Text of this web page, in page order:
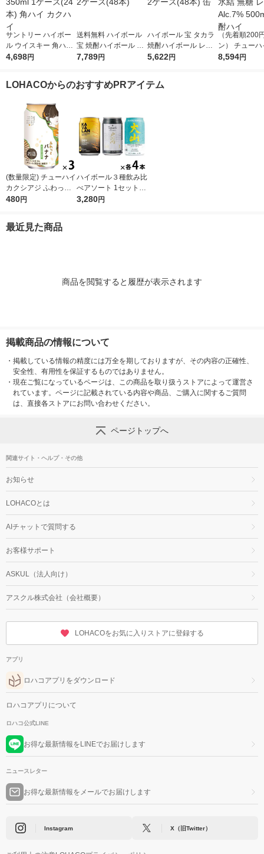
サントリー ハイボー
ル ウイスキー 角ハイ
ボール 缶 350ml 1ケ
4,698円
送料無料 ハイボール
宝 焼酎ハイボール レ
モン 500ml 2ケース(4
7,789円
ハイボール 宝 タカラ
焼酎ハイボール レモ
ン 350ml 2ケース(48
5,622円
（先着順200
ン） チュー
ンサワー 氷結
8,594円
LOHACOからのおすすめPRアイテム
(数量限定) チューハイ
カクシアジ ふわっと
バナナ 缶 350ml 3本
480円
ハイボール３種飲み比
べアソート 1セット(1
2本) 限定
3,280円
最近見た商品
商品を閲覧すると履歴が表示されます
掲載商品の情報について
・ 掲載している情報の精度には万全を期しておりますが、その内容の正確性、
安全性、有用性を保証するものではありません。
・ 現在ご覧になっているページは、この商品を取り扱うストアによって運営さ
れています。ページに記載されている内容や商品、ご購入に関するご質問
は、直接各ストアにお問い合わせください。
ページトップへ
関連サイト・ヘルプ・その他
お知らせ
LOHACOとは
AIチャットで質問する
お客様サポート
ASKUL（法人向け）
アスクル株式会社（会社概要）
LOHACOをお気に入りストアに登録する
アプリ
ロハコアプリをダウンロード
ロハコアプリについて
ロハコ公式LINE
お得な最新情報をLINEでお届けします
ニュースレター
お得な最新情報をメールでお届けします
Instagram X（旧Twitter）